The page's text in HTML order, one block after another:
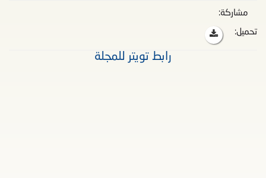
مشاركة:
تحميل:
رابط تويتر للمجلة